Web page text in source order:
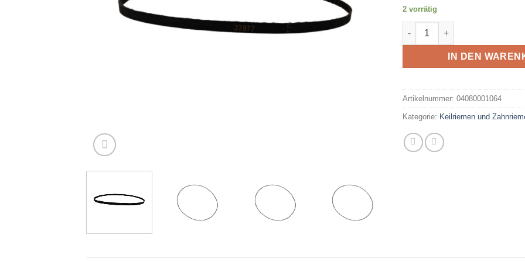
2 vorrätig
Keilriemen 37977 für Singer
IN DEN
Artikelnummer: 04080001064
Kategorie: Keilriemen und